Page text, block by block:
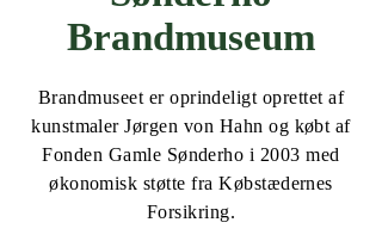
Brandmuseum
Brandmuseet er oprindeligt oprettet af
kunstmaler Jørgen von Hahn og købt af
Fonden Gamle Sønderho i 2003 med
økonomisk støtte fra Købstædernes
Forsikring.